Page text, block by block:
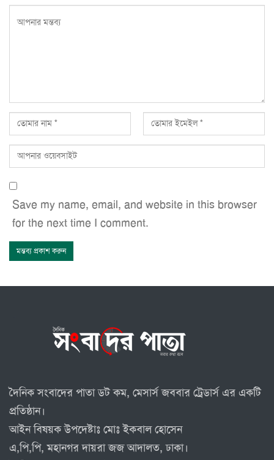
Save my name, email, and website in this browser
for the next time I comment.
দৈনিক সংবাদের পাতা ডট কম, মেসার্স জববার ট্রেডার্স এর একটি
প্রতিষ্ঠান।
আইন বিষয়ক উপদেষ্টাঃ মোঃ ইকবাল হোসেন
এ,পি,পি, মহানগর দায়রা জজ আদালত, ঢাকা।